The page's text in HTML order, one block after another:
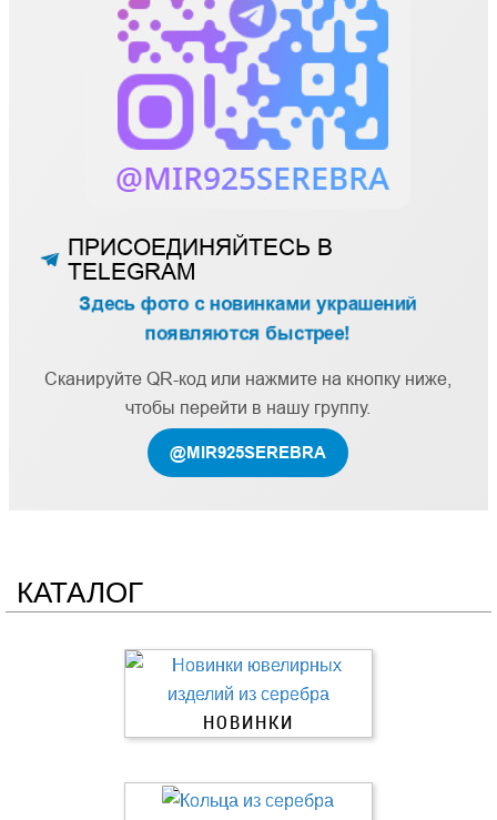
ПРИСОЕДИНЯЙТЕСЬ В
TELEGRAM
Здесь фото с новинками украшений
появляются быстрее!
Сканируйте QR-код или нажмите на кнопку ниже,
чтобы перейти в нашу группу.
@MIR925SEREBRA
КАТАЛОГ
НОВИНКИ